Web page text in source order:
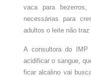
vaca para
necessárias para
adultos o leite não traz
A consultora do IMP
acidificar o sangue,
ficar alcalino vai